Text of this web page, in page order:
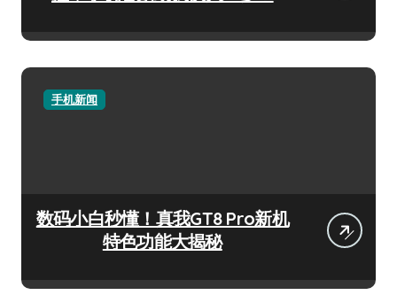
手机新闻
数码小白秒懂！真我GT8 Pro新机
特色功能大揭秘